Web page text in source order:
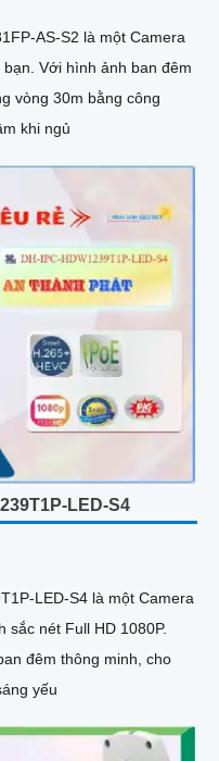
AS-S2 là một Camera
đêm
vòng 30m bằng công
khi ngủ
LED-S4
LED-S4 là một Camera
nét Full HD 1080P.
đêm thông minh, cho
yếu